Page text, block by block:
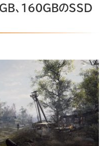
、160GBのSSD